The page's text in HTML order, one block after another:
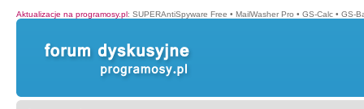
Aktualizacje na programosy.pl: SUPERAntiSpyware Free • MailWasher Pro • GS-Calc • GS-